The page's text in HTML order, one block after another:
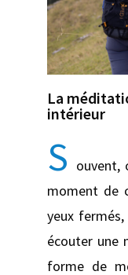
La
intérieur
S ouvent,
moment de
yeux
écouter une
forme de